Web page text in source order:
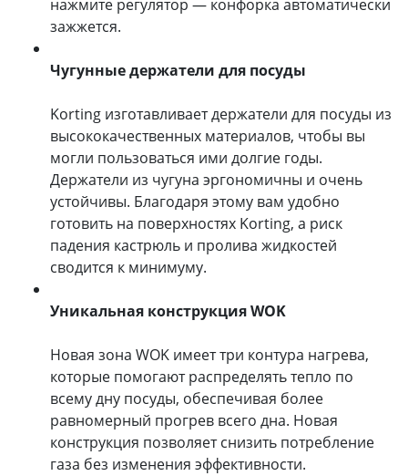
нажмите регулятор — конфорка автоматически
зажжется.
Чугунные держатели для посуды
Korting изготавливает держатели для посуды из
высококачественных материалов, чтобы вы
могли пользоваться ими долгие годы.
Держатели из чугуна эргономичны и очень
устойчивы. Благодаря этому вам удобно
готовить на поверхностях Korting, а риск
падения кастрюль и пролива жидкостей
сводится к минимуму.
Уникальная конструкция WOK
Новая зона WOK имеет три контура нагрева,
которые помогают распределять тепло по
всему дну посуды, обеспечивая более
равномерный прогрев всего дна. Новая
конструкция позволяет снизить потребление
газа без изменения эффективности.